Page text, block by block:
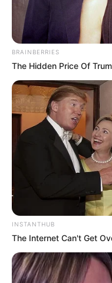
BRAINBERRIES
The Hidden Price Of
INSTANTHUB
The Internet Can't Get